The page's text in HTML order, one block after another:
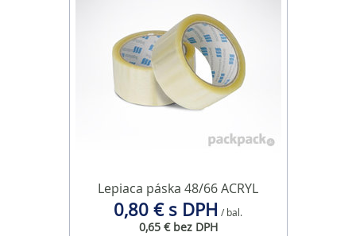
Lepiaca páska 48/66 ACRYL
0,80 € s DPH / bal.
0,65 € bez DPH